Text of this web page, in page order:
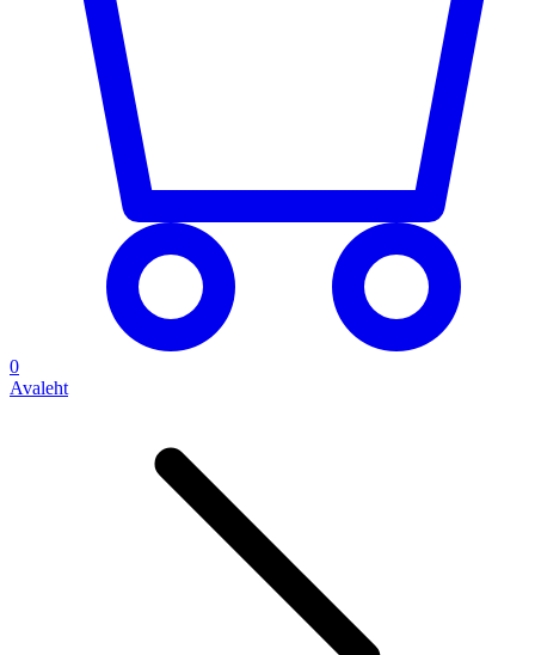
0
Avaleht